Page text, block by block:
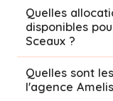
Quelles
disponibles
Sceaux ?
Quelles sont
l'agence